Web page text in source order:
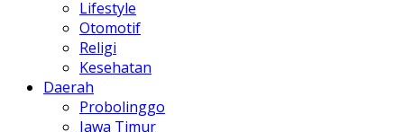
Lifestyle
Otomotif
Religi
Kesehatan
Daerah
Probolinggo
Jawa Timur